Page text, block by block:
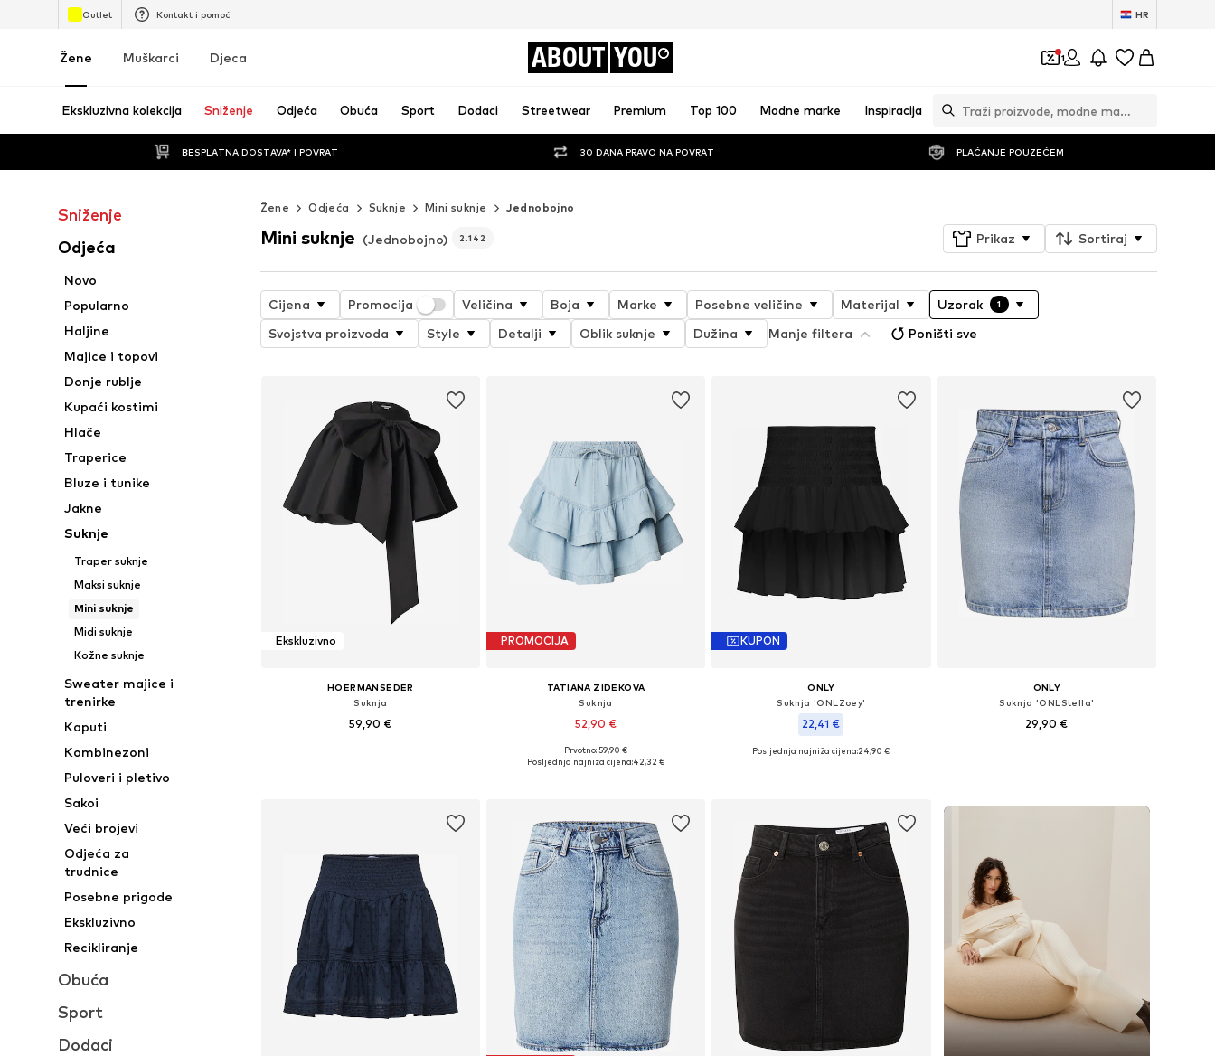
Outlet Kontakt i pomoć HR
Žene Muškarci Djeca ABOUT YOU 1
Ekskluzivna kolekcija Sniženje Odjeća Obuća Sport Dodaci Streetwear Premium Top 100 Modne marke Inspiracija
BESPLATNA DOSTAVA* I POVRAT 30 DANA PRAVO NA POVRAT PLAĆANJE POUZEĆEM
Sniženje
Odjeća
Novo
Popularno
Haljine
Majice i topovi
Donje rublje
Kupaći kostimi
Hlače
Traperice
Bluze i tunike
Jakne
Suknje
Traper suknje
Maksi suknje
Mini suknje
Midi suknje
Kožne suknje
Sweater majice i
trenirke
Kaputi
Kombinezoni
Puloveri i pletivo
Sakoi
Veći brojevi
Odjeća za
trudnice
Posebne prigode
Ekskluzivno
Recikliranje
Obuća
Sport
Dodaci
Žene Odjeća Suknje Mini suknje Jednobojno
Mini suknje (Jednobojno) 2.142 Prikaz Sortiraj
Cijena Promocija Veličina Boja Marke Posebne veličine Materijal Uzorak 1
Svojstva proizvoda Style Detalji Oblik suknje Dužina Manje filtera Poništi sve
Ekskluzivno
HOERMANSEDER
Suknja
59,90 €
PROMOCIJA
TATIANA ZIDEKOVA
Suknja
52,90 €
Dostupne veličine: 34, 36, 38, 40, 42, 44
Prvotno: 59,90 €
Posljednja najniža cijena:42,32 €
KUPON
ONLY
Suknja 'ONLZoey'
22,41 €
+1
Dostupne veličine: 34, 36, 38, 40
Posljednja najniža cijena:24,90 €
ONLY
Suknja 'ONLStella'
29,90 €